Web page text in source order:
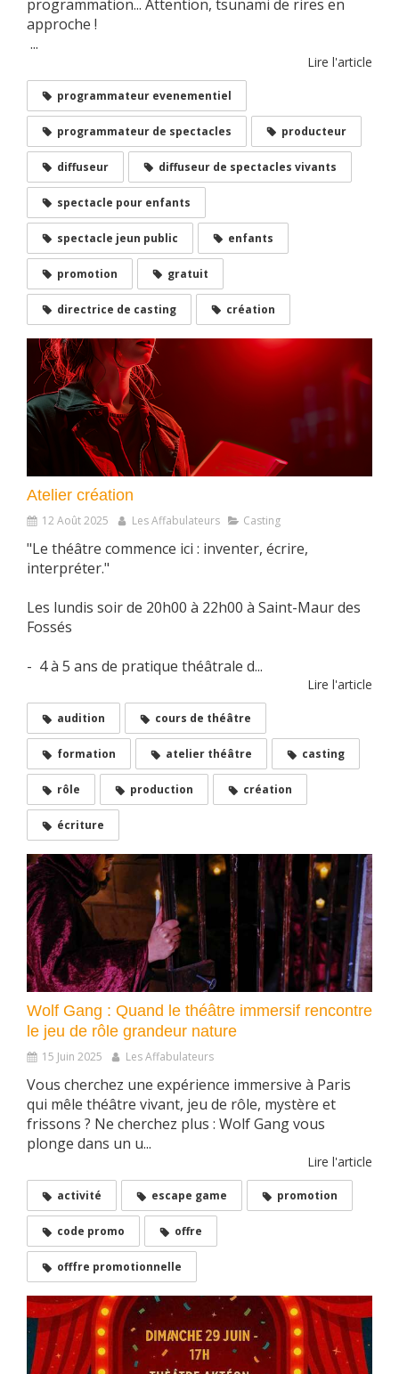
programmation... Attention, tsunami de rires en
approche !
...
Lire l'article
programmateur evenementiel
programmateur de spectacles producteur
diffuseur diffuseur de spectacles vivants
spectacle pour enfants
spectacle jeun public enfants
promotion gratuit
directrice de casting création
Atelier création
12 Août 2025 Les Affabulateurs Casting
"Le théâtre commence ici : inventer, écrire,
interpréter."
Les lundis soir de 20h00 à 22h00 à Saint-Maur des
Fossés
- 4 à 5 ans de pratique théâtrale d...
Lire l'article
audition cours de théâtre
formation atelier théâtre casting
rôle production création
écriture
Wolf Gang : Quand le théâtre immersif rencontre
le jeu de rôle grandeur nature
15 Juin 2025 Les Affabulateurs
Vous cherchez une expérience immersive à Paris
qui mêle théâtre vivant, jeu de rôle, mystère et
frissons ? Ne cherchez plus : Wolf Gang vous
plonge dans un u...
Lire l'article
activité escape game promotion
code promo offre
offfre promotionnelle